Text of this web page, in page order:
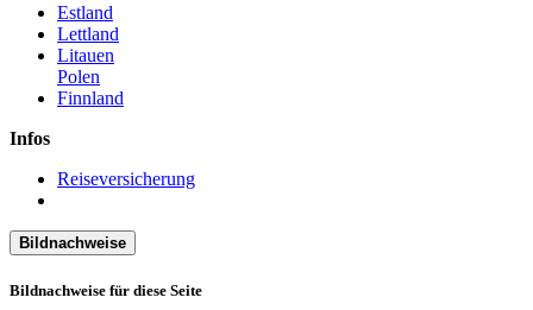
Estland
Lettland
Litauen
Polen
Finnland
Infos
Reiseversicherung
Bildnachweise
Bildnachweise für diese Seite